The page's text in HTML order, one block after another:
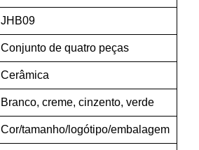
JHB09
Conjunto de quatro peças
Cerâmica
Branco, creme, cinzento, verde
Cor/tamanho/logótipo/embalagem